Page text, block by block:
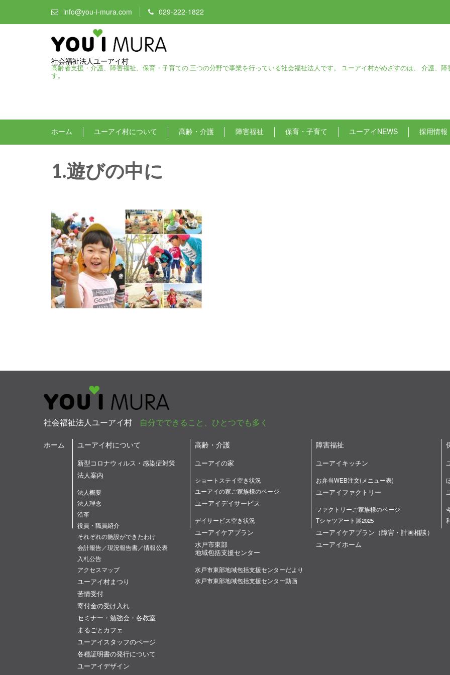
info@you-i-mura.com 029-222-1822
社会福祉法人ユーアイ村
高齢者支援・介護、障害福祉、保育・子育ての 三つの分野で事業を行っている社会福祉法人です。 ユーアイ村がめざすのは、 介護、
す。
ホーム ユーアイ村について 高齢・介護 障害福祉 保育・子育て ユーアイNEWS 採用情報
1.遊びの中に
社会福祉法人ユーアイ村 自分でできること、ひとつでも多く
ホーム ユーアイ村について
新型コロナウィルス・感染症対策
法人案内
法人概要
法人理念
沿革
役員・職員紹介
それぞれの施設ができたわけ
会計報告／現況報告書／情報公表
入札公告
アクセスマップ
ユーアイ村まつり
苦情受付
寄付金の受け入れ
セミナー・勉強会・各教室
まるごとカフェ
ユーアイスタッフのページ
各種証明書の発行について
ユーアイデザイン
高齢・介護
ユーアイの家
ショートステイ空き状況
ユーアイの家ご家族様のページ
ユーアイデイサービス
デイサービス空き状況
ユーアイケアプラン
水戸市東部
地域包括支援センター
水戸市東部地域包括支援センターだより
水戸市東部地域包括支援センター動画
障害福祉
ユーアイキッチン
お弁当WEB注文(メニュー表)
ユーアイファクトリー
ファクトリーご家族様のページ
Tシャツアート展2025
ユーアイケアプラン（障害・計画相談）
ユーアイホーム